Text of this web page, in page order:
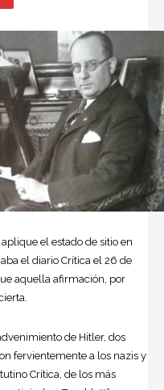
el estado de sitio en
el diario Crítica el 26 de
aquella afirmación, por
de Hitler, dos
fervientemente a los nazis y
Crítica, de los más